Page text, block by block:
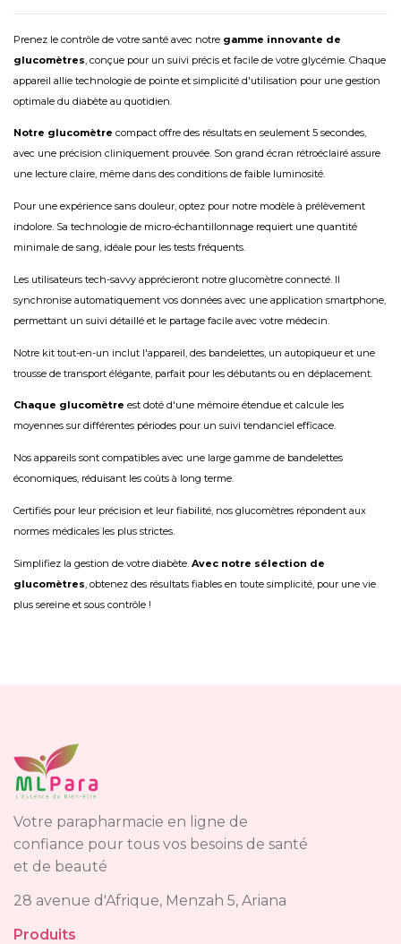
Prenez le contrôle de votre santé avec notre gamme innovante de
glucomètres , conçue pour un suivi précis et facile de votre glycémie. Chaque
appareil allie technologie de pointe et simplicité d'utilisation pour une gestion
optimale du diabète au quotidien.
Notre glucomètre compact offre des résultats en seulement 5 secondes,
avec une précision cliniquement prouvée. Son grand écran rétroéclairé assure
une lecture claire, même dans des conditions de faible luminosité.
Pour une expérience sans douleur, optez pour notre modèle à prélèvement
indolore. Sa technologie de micro-échantillonnage requiert une quantité
minimale de sang, idéale pour les tests fréquents.
Les utilisateurs tech-savvy apprécieront notre glucomètre connecté. Il
synchronise automatiquement vos données avec une application smartphone,
permettant un suivi détaillé et le partage facile avec votre médecin.
Notre kit tout-en-un inclut l'appareil, des bandelettes, un autopiqueur et une
trousse de transport élégante, parfait pour les débutants ou en déplacement.
Chaque glucomètre est doté d'une mémoire étendue et calcule les
moyennes sur différentes périodes pour un suivi tendanciel efficace.
Nos appareils sont compatibles avec une large gamme de bandelettes
économiques, réduisant les coûts à long terme.
Certifiés pour leur précision et leur fiabilité, nos glucomètres répondent aux
normes médicales les plus strictes.
Simplifiez la gestion de votre diabète. Avec notre sélection de
glucomètres, obtenez des résultats fiables en toute simplicité, pour une vie
plus sereine et sous contrôle !
Votre parapharmacie en ligne de
confiance pour tous vos besoins de santé
et de beauté
28 avenue d'Afrique, Menzah 5, Ariana
Produits